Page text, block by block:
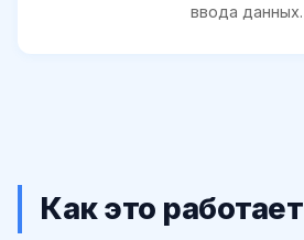
ввода данных.
Как это работает